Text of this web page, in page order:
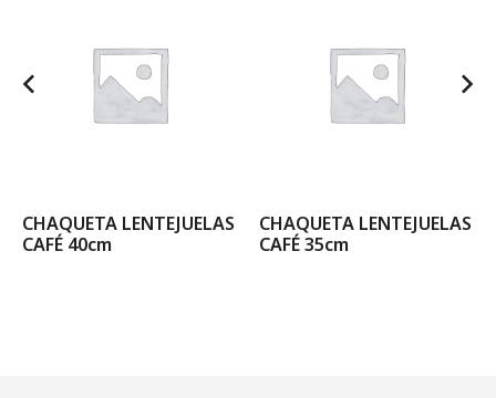
CHAQUETA LENTEJUELAS
CAFÉ 40cm
CHAQUETA LENTEJUELAS
CAFÉ 35cm